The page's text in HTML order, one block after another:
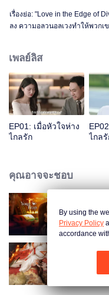
เรื่องย่อ: "Love in the Edge of
ลง ความอลวนอลเวงทำให้พวก
เพนนีและเธอกำลังตั้งครรภ์
เพลย์ลิส
EP01: เมื่อหัวใจห่าง
ไกลรัก
ไกล
คุณอาจจะชอบ
กับดั
ทา
By using the
Privacy Policy
accordance